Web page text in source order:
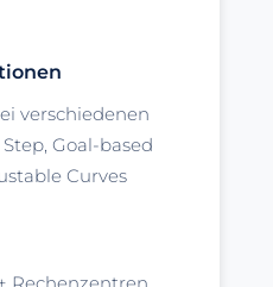
verschiedenen
Goal-based
Curves
Rechenzentren